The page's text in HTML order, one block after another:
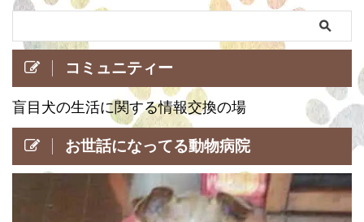
コミュニティー
盲目犬の生活に関する情報交換の場
お世話になってる動物病院